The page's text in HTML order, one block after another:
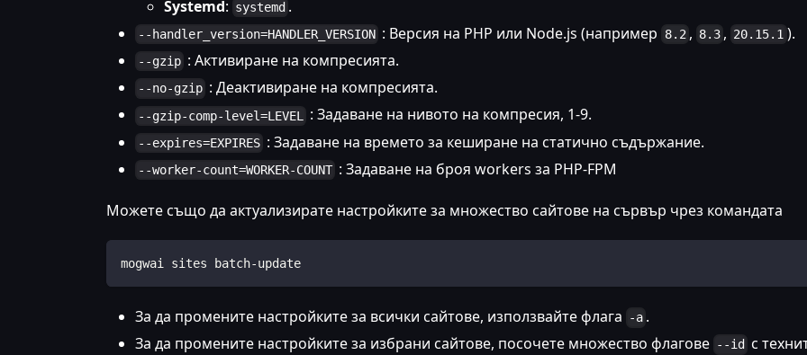
Systemd: systemd .
--handler_version=HANDLER_VERSION : Версия на PHP или Node.js (например 8.2 , 8.3 , 20.15.1 ).
--gzip : Активиране на компресията.
--no-gzip : Деактивиране на компресията.
--gzip-comp-level=LEVEL : Задаване на нивото на компресия, 1-9.
--expires=EXPIRES : Задаване на времето за кеширане на статично съдържание.
--worker-count=WORKER-COUNT : Задаване на броя workers за PHP-FPM
Можете също да актуализирате настройките за множество сайтове на сървър чрез командата
mogwai sites batch-update
За да промените настройките за всички сайтове, използвайте флага -a .
За да промените настройките за избрани сайтове, посочете множество флагове --id с